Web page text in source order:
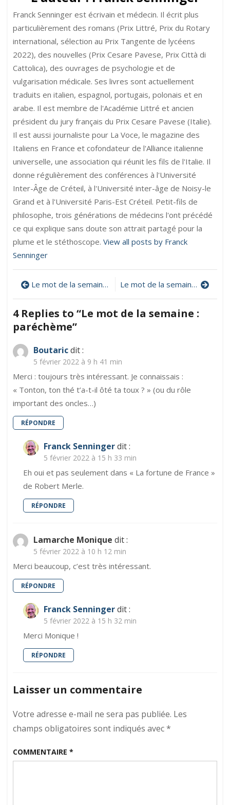
Franck Senninger est écrivain et médecin. Il écrit plus
particulièrement des romans (Prix Littré, Prix du Rotary
international, sélection au Prix Tangente de lycéens
2022), des nouvelles (Prix Cesare Pavese, Prix Città di
Cattolica), des ouvrages de psychologie et de
vulgarisation médicale. Ses livres sont actuellement
traduits en italien, espagnol, portugais, polonais et en
arabe. Il est membre de l'Académie Littré et ancien
président du jury français du Prix Cesare Pavese (Italie).
Il est aussi journaliste pour La Voce, le magazine des
Italiens en France et cofondateur de l'Alliance italienne
universelle, une association qui réunit les fils de l'Italie. Il
donne régulièrement des conférences à l'Université
Inter-Âge de Créteil, à l'Université inter-âge de Noisy-le
Grand et à l'Université Paris-Est Créteil. Petit-fils de
philosophe, trois générations de médecins l'ont précédé
ce qui explique sans doute son attrait partagé pour la
plume et le stéthoscope. View all posts by Franck
Senninger
Navigation
de
l’article
Le mot de la semaine : idiotisme Le mot de la semaine : syllepse
4 Replies to “Le mot de la semaine :
paréchème”
Boutaricdit :
5 février 2022 à 9 h 41 min
Merci : toujours très intéressant. Je connaissais :
« Tonton, ton thé t’a-t-il ôté ta toux ? » (ou du rôle
important des oncles…)
RÉPONDRE
Franck Senningerdit :
5 février 2022 à 15 h 33 min
Eh oui et pas seulement dans « La fortune de France »
de Robert Merle.
RÉPONDRE
Lamarche Monique dit :
5 février 2022 à 10 h 12 min
Merci beaucoup, c’est très intéressant.
RÉPONDRE
Franck Senningerdit :
5 février 2022 à 15 h 32 min
Merci Monique !
RÉPONDRE
Laisser un commentaire
Votre adresse e-mail ne sera pas publiée. Les
champs obligatoires sont indiqués avec*
COMMENTAIRE *